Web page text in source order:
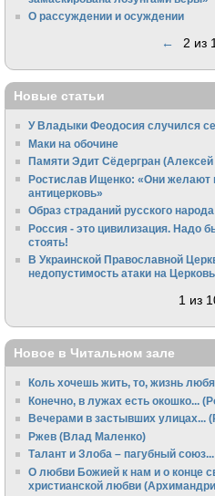
О рассуждении и осуждении
← 2 из
Новые статьи
У Владыки Феодосия случился
Маки на обочине
Памяти Эдит Сёдергран
Ростислав Ищенко: «Они желают
антицерковь»
Образ страданий русского народа
Россия - это цивилизация. Надо
стоять!
В Украинской Православной
недопустимость атаки на Церковь
1 из
Новое в Читальном зале
Коль хочешь жить, то, жизнь
Конечно, в лужах есть окошко...
Вечерами в застывших улицах...
Ржев (Влад Маленко)
Талант и Злоба – пагубный союз...
О любви Божией к нам и о конце
христианской любви